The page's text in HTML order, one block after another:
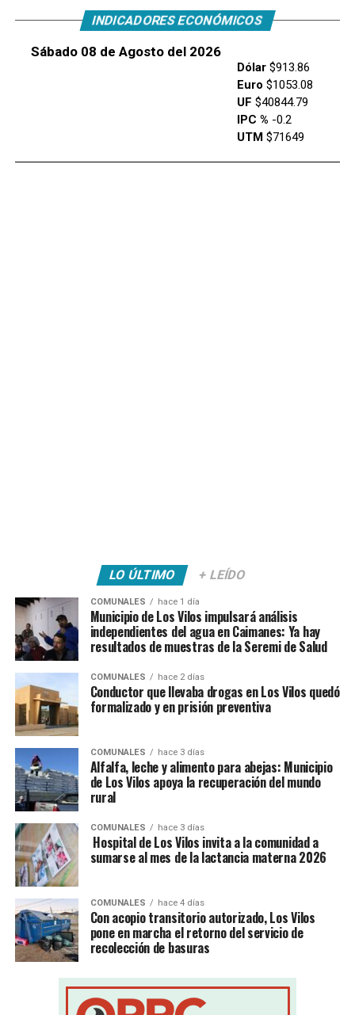
INDICADORES ECONÓMICOS
Sábado 08 de Agosto del 2026
Dólar$913.86
Euro $1053.08
UF $40844.79
IPC % -0.2
UTM$71649
LO ÚLTIMO + LEÍDO
COMUNALES hace 1 día
Municipio de Los Vilos impulsará análisis
independientes del agua en Caimanes: Ya hay
resultados de muestras de la Seremi de Salud
COMUNALES hace 2 días
Conductor que llevaba drogas en Los Vilos quedó
formalizado y en prisión preventiva
COMUNALES hace 3 días
Alfalfa, leche y alimento para abejas: Municipio
de Los Vilos apoya la recuperación del mundo
rural
COMUNALES hace 3 días
Hospital de Los Vilos invita a la comunidad a
sumarse al mes de la lactancia materna 2026
COMUNALES hace 4 días
Con acopio transitorio autorizado, Los Vilos
pone en marcha el retorno del servicio de
recolección de basuras